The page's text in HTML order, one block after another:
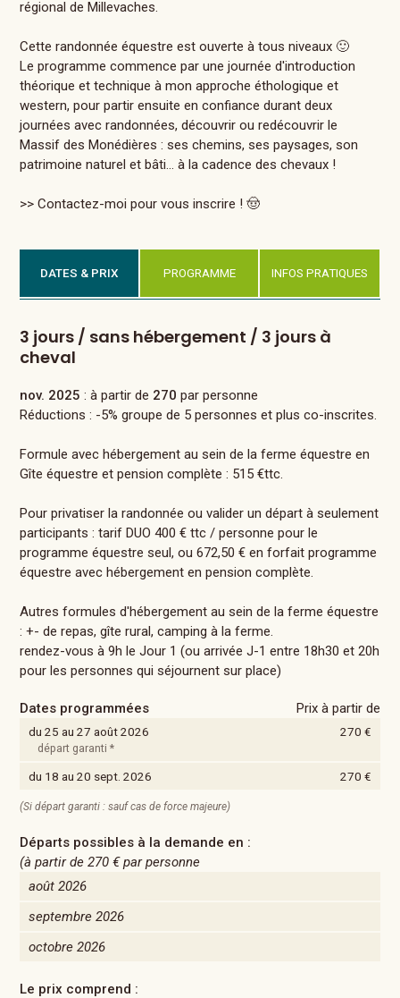
régional de Millevaches.
Cette randonnée équestre est ouverte à tous niveaux 🙂
Le programme commence par une journée d'introduction
théorique et technique à mon approche éthologique et
western, pour partir ensuite en confiance durant deux
journées avec randonnées, découvrir ou redécouvrir le
Massif des Monédières : ses chemins, ses paysages, son
patrimoine naturel et bâti... à la cadence des chevaux !
>> Contactez-moi pour vous inscrire ! 🤠
DATES & PRIX PROGRAMME INFOS PRATIQUES
3 jours / sans hébergement / 3 jours à
cheval
nov. 2025 : à partir de 270 par personne
Réductions : -5% groupe de 5 personnes et plus co-inscrites.
Formule avec hébergement au sein de la ferme équestre en
Gîte équestre et pension complète : 515 €ttc.
Pour privatiser la randonnée ou valider un départ à seulement
participants : tarif DUO 400 € ttc / personne pour le
programme équestre seul, ou 672,50 € en forfait programme
équestre avec hébergement en pension complète.
Autres formules d'hébergement au sein de la ferme équestre
: +- de repas, gîte rural, camping à la ferme.
rendez-vous à 9h le Jour 1 (ou arrivée J-1 entre 18h30 et 20h
pour les personnes qui séjournent sur place)
Dates programmées Prix à partir de
du 25 au 27 août 2026 270 €
départ garanti *
du 18 au 20 sept. 2026 270 €
(Si départ garanti : sauf cas de force majeure)
Départs possibles à la demande en :
(à partir de270 €par personne
août 2026
septembre 2026
octobre 2026
Le prix comprend :